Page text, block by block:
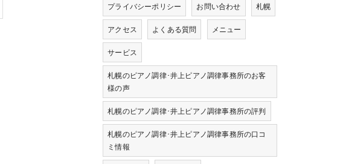
プライバシーポリシー お問い合わせ 札幌
アクセス よくある質問 メニュー
サービス
札幌のピアノ調律･井上ピアノ調律事務所のお客
様の声
札幌のピアノ調律･井上ピアノ調律事務所の評判
札幌のピアノ調律･井上ピアノ調律事務所の口コ
ミ情報